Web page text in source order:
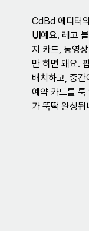
CdBd 에디터
UI예요. 레고
지 카드, 동영
만 하면 돼요.
배치하고, 중
예약 카드를 툭
가 뚝딱 완성됩